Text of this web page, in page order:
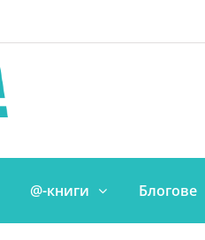
@-книги Блогове